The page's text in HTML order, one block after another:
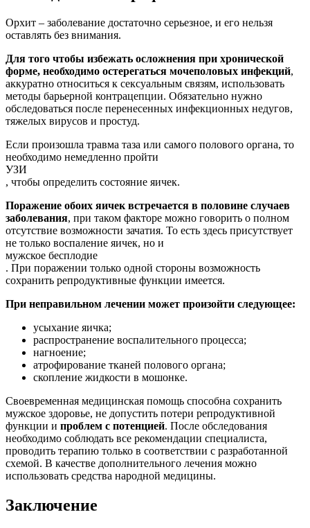
Орхит – заболевание достаточно серьезное, и его нельзя
оставлять без внимания.
Для того чтобы избежать осложнения при хронической
форме, необходимо остерегаться мочеполовых инфекций,
аккуратно относиться к сексуальным связям, использовать
методы барьерной контрацепции. Обязательно нужно
обследоваться после перенесенных инфекционных недугов,
тяжелых вирусов и простуд.
Если произошла травма таза или самого полового органа, то
необходимо немедленно пройти
УЗИ
, чтобы определить состояние яичек.
Поражение обоих яичек встречается в половине случаев
заболевания, при таком факторе можно говорить о полном
отсутствие возможности зачатия. То есть здесь присутствует
не только воспаление яичек, но и
мужское бесплодие
. При поражении только одной стороны возможность
сохранить репродуктивные функции имеется.
При неправильном лечении может произойти следующее:
усыхание яичка;
распространение воспалительного процесса;
нагноение;
атрофирование тканей полового органа;
скопление жидкости в мошонке.
Своевременная медицинская помощь способна сохранить
мужское здоровье, не допустить потери репродуктивной
функции и проблем с потенцией. После обследования
необходимо соблюдать все рекомендации специалиста,
проводить терапию только в соответствии с разработанной
схемой. В качестве дополнительного лечения можно
использовать средства народной медицины.
Заключение